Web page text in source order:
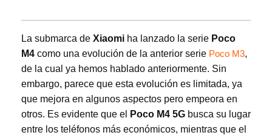
La submarca de Xiaomi ha lanzado la serie Poco
M4 como una evolución de la anterior serie Poco M3,
de la cual ya hemos hablado anteriormente. Sin
embargo, parece que esta evolución es limitada, ya
que mejora en algunos aspectos pero empeora en
otros. Es evidente que el
Poco M4 5G busca su lugar
entre los teléfonos más económicos, mientras que el